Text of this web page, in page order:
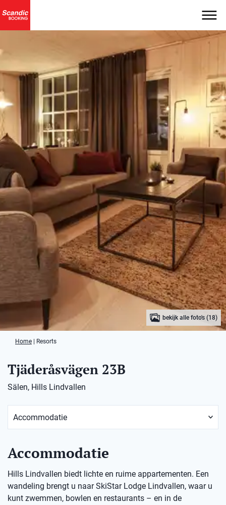
bekijk alle foto's (18)
Home Resorts
Tjäderåsvägen 23B
Sälen, Hills Lindvallen
Accommodatie
Hills Lindvallen biedt lichte en ruime appartementen. Een
wandeling brengt u naar SkiStar Lodge Lindvallen, waar u
kunt zwemmen, bowlen en restaurants – en in de